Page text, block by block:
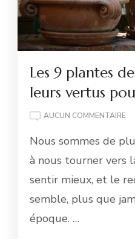
Les 9 plantes
leurs vertus
AUCUN COMMENTAIRELES
Nous sommes de
à nous tourner vers
sentir mieux, et le
semble, plus que
époque. …